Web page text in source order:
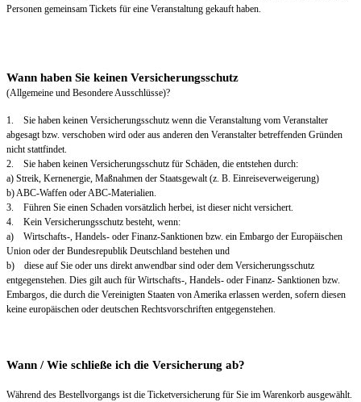
Personen gemeinsam Tickets für eine Veranstaltung gekauft haben.
Wann haben Sie keinen Versicherungsschutz
(Allgemeine und Besondere Ausschlüsse)?
1. Sie haben keinen Versicherungsschutz wenn die Veranstaltung vom Veranstalter
abgesagt bzw. verschoben wird oder aus anderen den Veranstalter betreffenden Gründen
nicht stattfindet.
2. Sie haben keinen Versicherungsschutz für Schäden, die entstehen durch:
a) Streik, Kernenergie, Maßnahmen der Staatsgewalt (z. B. Einreiseverweigerung)
b) ABC-Waffen oder ABC-Materialien.
3. Führen Sie einen Schaden vorsätzlich herbei, ist dieser nicht versichert.
4. Kein Versicherungsschutz besteht, wenn:
a) Wirtschafts-, Handels- oder Finanz-Sanktionen bzw. ein Embargo der Europäischen
Union oder der Bundesrepublik Deutschland bestehen und
b) diese auf Sie oder uns direkt anwendbar sind oder dem Versicherungsschutz
entgegenstehen. Dies gilt auch für Wirtschafts-, Handels- oder Finanz- Sanktionen bzw.
Embargos, die durch die Vereinigten Staaten von Amerika erlassen werden, sofern diesen
keine europäischen oder deutschen Rechtsvorschriften entgegenstehen.
Wann / Wie schließe ich die Versicherung ab?
Während des Bestellvorgangs ist die Ticketversicherung für Sie im Warenkorb ausgewählt.